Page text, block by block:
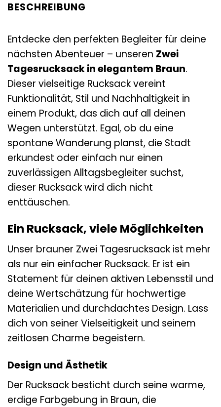
BESCHREIBUNG
Entdecke den perfekten Begleiter für deine
nächsten Abenteuer – unseren Zwei
Tagesrucksack in elegantem Braun.
Dieser vielseitige Rucksack vereint
Funktionalität, Stil und Nachhaltigkeit in
einem Produkt, das dich auf all deinen
Wegen unterstützt. Egal, ob du eine
spontane Wanderung planst, die Stadt
erkundest oder einfach nur einen
zuverlässigen Alltagsbegleiter suchst,
dieser Rucksack wird dich nicht
enttäuschen.
Ein Rucksack, viele Möglichkeiten
Unser brauner Zwei Tagesrucksack ist mehr
als nur ein einfacher Rucksack. Er ist ein
Statement für deinen aktiven Lebensstil und
deine Wertschätzung für hochwertige
Materialien und durchdachtes Design. Lass
dich von seiner Vielseitigkeit und seinem
zeitlosen Charme begeistern.
Design und Ästhetik
Der Rucksack besticht durch seine warme,
erdige Farbgebung in Braun, die